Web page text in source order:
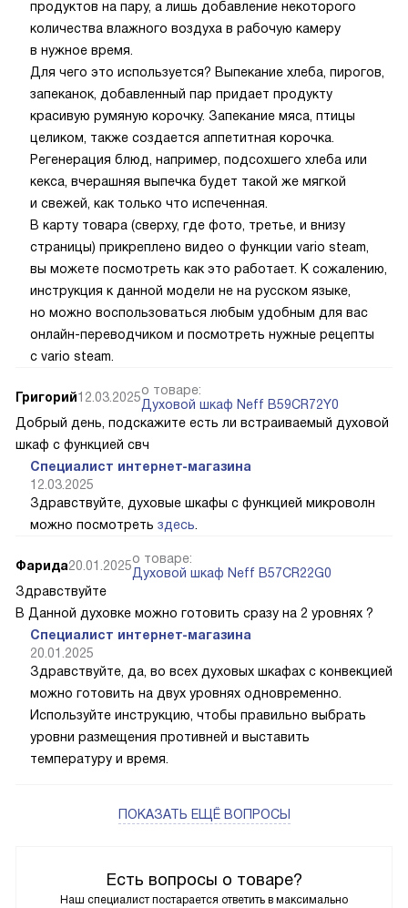
Есть вопросы о товаре?
Наш специалист постарается ответить в максимально
продуктов на пару, а лишь добавление некоторого
количества влажного воздуха в рабочую камеру
в нужное время.
Для чего это используется? Выпекание хлеба, пирогов,
запеканок, добавленный пар придает продукту
красивую румяную корочку. Запекание мяса, птицы
целиком, также создается аппетитная корочка.
Регенерация блюд, например, подсохшего хлеба или
кекса, вчерашняя выпечка будет такой же мягкой
и свежей, как только что испеченная.
В карту товара (сверху, где фото, третье, и внизу
страницы) прикреплено видео о функции vario steam,
вы можете посмотреть как это работает. К сожалению,
инструкция к данной модели не на русском языке,
но можно воспользоваться любым удобным для вас
онлайн-переводчиком и посмотреть нужные рецепты
с vario steam.
Григорий12.03.2025о товаре:
Духовой шкаф Neff B59CR72Y0
Добрый день, подскажите есть ли встраиваемый духовой
шкаф с функцией свч
Специалист интернет-магазина
12.03.2025
Здравствуйте, духовые шкафы с функцией микроволн
можно посмотреть здесь.
Фарида20.01.2025о товаре:
Духовой шкаф Neff B57CR22G0
Здравствуйте
В Данной духовке можно готовить сразу на 2 уровнях ?
Специалист интернет-магазина
20.01.2025
Здравствуйте, да, во всех духовых шкафах с конвекцией
можно готовить на двух уровнях одновременно.
Используйте инструкцию, чтобы правильно выбрать
уровни размещения противней и выставить
температуру и время.
ПОКАЗАТЬ ЕЩЁ ВОПРОСЫ